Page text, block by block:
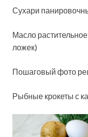
Сухари
Масло
ложек)
Пошаговый фото
Рыбные крокеты с